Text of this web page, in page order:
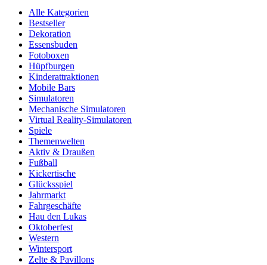
Alle Kategorien
Bestseller
Dekoration
Essensbuden
Fotoboxen
Hüpfburgen
Kinderattraktionen
Mobile Bars
Simulatoren
Mechanische Simulatoren
Virtual Reality-Simulatoren
Spiele
Themenwelten
Aktiv & Draußen
Fußball
Kickertische
Glücksspiel
Jahrmarkt
Fahrgeschäfte
Hau den Lukas
Oktoberfest
Western
Wintersport
Zelte & Pavillons